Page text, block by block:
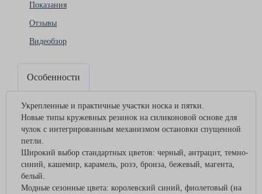
Показания
Отзывы
Видеобзор
Особенности
Укрепленные и практичные участки носка и пятки.
Новые типы кружевных резинок на силиконовой основе для
чулок с интегрированным механизмом остановки спущенной
петли.
Широкий выбор стандартных цветов: черный, антрацит, темно-
синий, кашемир, карамель, розэ, бронза, бежевый, магента,
белый.
Модные сезонные цвета: королевский синий, фиолетовый (на